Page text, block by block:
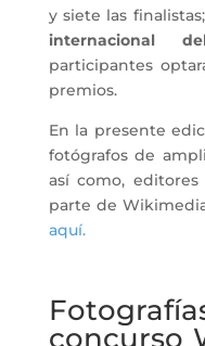
y siete las
internacional
participantes
premios.
En la presente
fotógrafos de
así como,
parte de
aquí.
concurso